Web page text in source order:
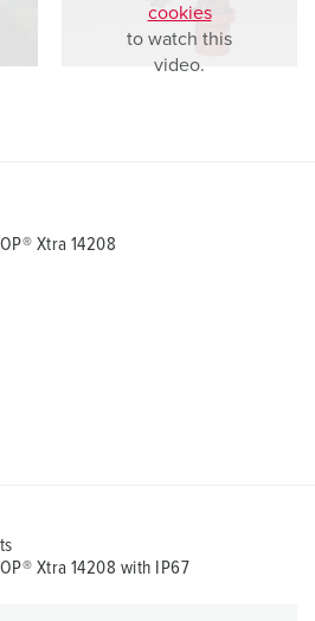
cookies
to watch this
video.
Xtra 14208
Xtra 14208 with IP67